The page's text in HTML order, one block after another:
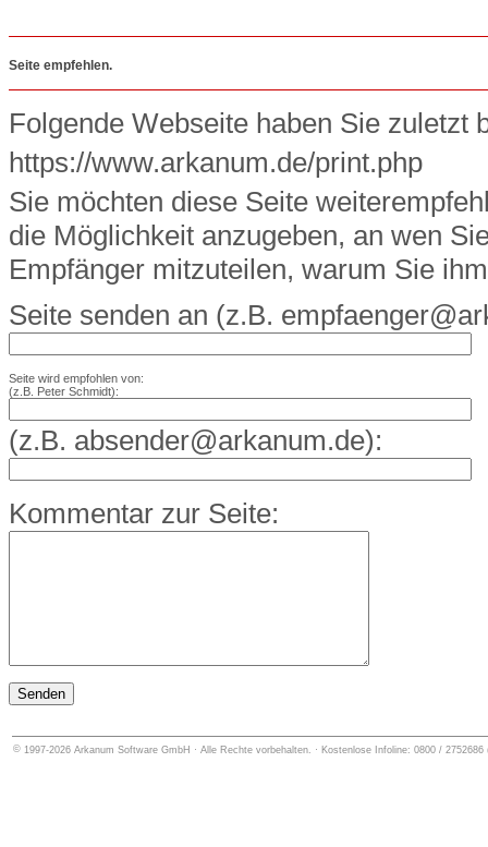
Seite empfehlen.
Folgende Webseite haben Sie zuletzt
https://www.arkanum.de/print.php
Sie möchten diese Seite
die Möglichkeit anzugeben, an wen
Empfänger mitzuteilen, warum Sie
Seite senden an (z.B.
Seite wird empfohlen von:
(z.B. Peter Schmidt):
(z.B. absender@arkanum.de):
Kommentar zur Seite:
© 1997-2026 Arkanum Software GmbH · Alle Rechte vorbehalten. · Kostenlose Infoline: 0800 /